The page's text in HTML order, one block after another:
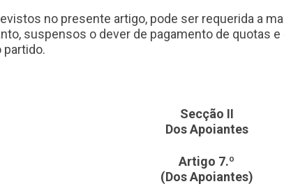
no presente artigo, pode ser requerida a
suspensos o dever de pagamento de quotas
partido.
Secção II
Dos Apoiantes
Artigo 7.º
(Dos Apoiantes)